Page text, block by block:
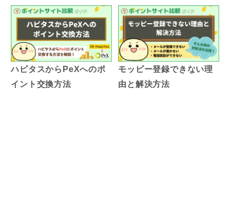
ハピタスからPeXへのポ
イント交換方法
モッピー登録できない理
由と解決方法